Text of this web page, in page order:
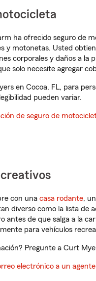
ha ofrecido seguro de
y motonetas. Usted
corporales y daños a
solo necesite agregar
en Cocoa, FL, para
pueden variar.
de seguro de
con una casa rodante, un
diverso como la lista de
antes de que salga a la
para vehículos
Pregunte a Curt
electrónico a un agente